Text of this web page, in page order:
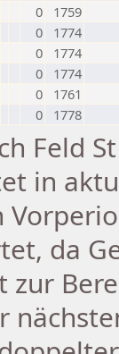
0
1759
0
1774
0
1774
0
1774
0
1761
0 1778
Feld
in
da
zur